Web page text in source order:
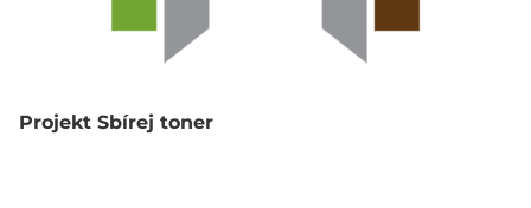
Projekt Sbírej toner